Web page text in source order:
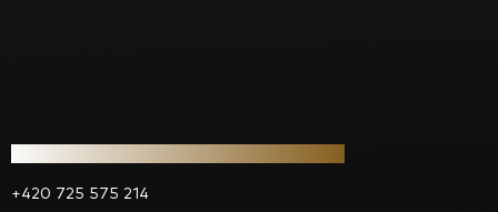
+420 725 575 214